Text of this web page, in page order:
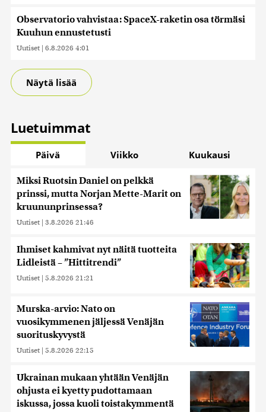
Observatorio vahvistaa: SpaceX-raketin osa törmäsi
Kuuhun ennustetusti
Uutiset | 6.8.2026 4:01
Näytä lisää
Luetuimmat
Päivä Viikko Kuukausi
Miksi Ruotsin Daniel on pelkkä
prinssi, mutta Norjan Mette-Marit on
kruununprinsessa?
Uutiset | 3.8.2026 21:46
Ihmiset kahmivat nyt näitä tuotteita
Lidleistä – ”Hittitrendi”
Uutiset | 5.8.2026 21:21
Murska-arvio: Nato on
vuosikymmenen jäljessä Venäjän
suorituskyvystä
Uutiset | 5.8.2026 22:15
Ukrainan mukaan yhtään Venäjän
ohjusta ei kyetty pudottamaan
iskussa, jossa kuoli toistakymmentä